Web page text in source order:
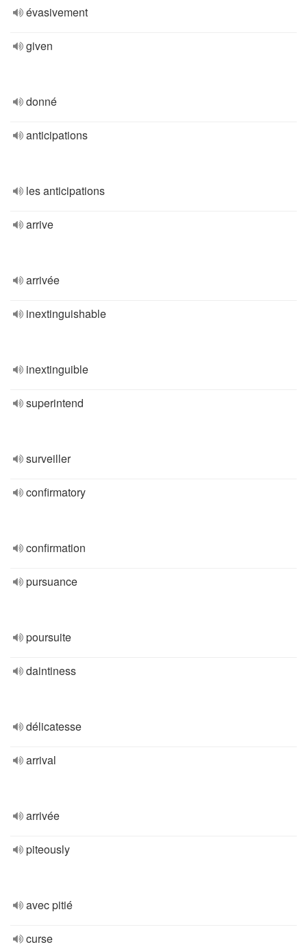
évasivement
given
donné
anticipations
les anticipations
arrive
arrivée
inextinguishable
inextinguible
superintend
surveiller
confirmatory
confirmation
pursuance
poursuite
daintiness
délicatesse
arrival
arrivée
piteously
avec pitié
curse